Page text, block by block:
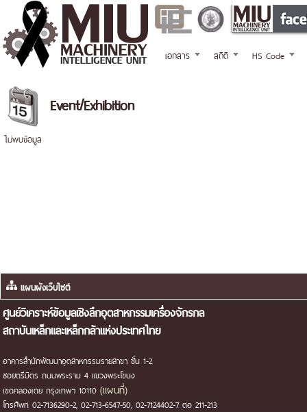
เอกสาร สถิติ HS Code
Event/Exhibition
ไม่พบข้อมูล
แผนผังเว็บไซต์
ศูนย์วิเคราะห์ข้อมูลเชิงลึกอุตสาหกรรมเครื่องจักรกล
สถาบันเหล็กและเหล็กกล้าแห่งประเทศไทย
อาคารสำนักพัฒนาอุตสาหกรรมรายสาขา ชั้น 1-2
ซอยตรีมิตร ถนนพระราม 4 แขวงพระโขนง
เขตคลองเตย กรุงเทพฯ 10110 (แผนที่)
โทรศัพท์ 02-7136290-2, 02-713-6547-50, 02-7124402-7 ต่อ 211-213